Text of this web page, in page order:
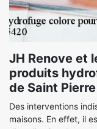
JH Renove et
produits
de Saint
Des interventions
maisons. En effet, il